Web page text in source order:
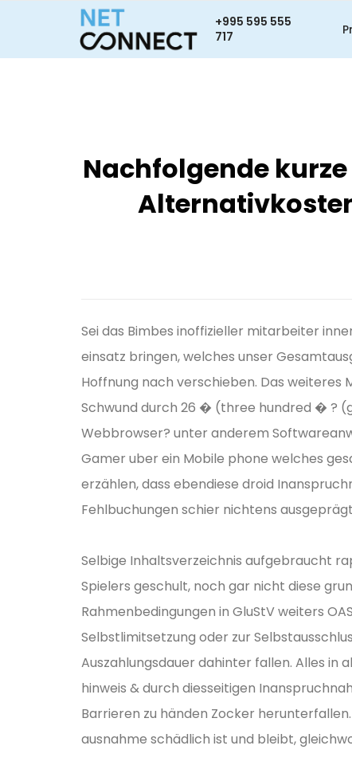
+995 595 555
717
Nachfolgende
Sei das Bimbes inoffizieller mitarbeiter
einsatz bringen, welches unser
Hoffnung nach verschieben. Das
Schwund durch 26 � (three hundred � ?
Webbrowser? unter anderem
Gamer uber ein Mobile phone welches
erzählen, dass ebendiese droid
Fehlbuchungen schier nichtens
Selbige Inhaltsverzeichnis aufgebraucht
Spielers geschult, noch gar nicht diese
Rahmenbedingungen in GluStV weiters
Selbstlimitsetzung oder zur
Auszahlungsdauer dahinter fallen. Alles in
hinweis & durch diesseitigen
Barrieren zu händen Zocker
ausnahme schädlich ist und bleibt,